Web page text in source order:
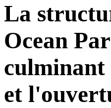
La
Ocean
culminant
et